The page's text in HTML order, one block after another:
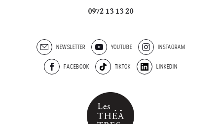
0972 13 13 20
NEWSLETTER YOUTUBE INSTAGRAM
FACEBOOK TIKTOK LINKEDIN